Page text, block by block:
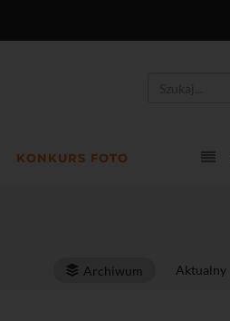
KONKURS FOTO
Archiwum Aktualny